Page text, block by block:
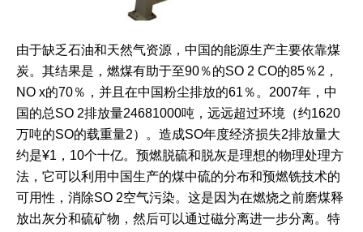
由于缺乏石油和天然气资源，中国的能源生产主要依靠煤
炭。其结果是，燃煤有助于至90％的SO 2 CO的85％2，
NO x的70％，并且在中国粉尘排放的61％。2007年，中
国的总SO 2排放量24681000吨，远远超过环境（约1620
万吨的SO的载重量2）。造成SO年度经济损失2排放量大
约是¥1，10个十亿。预燃脱硫和脱灰是理想的物理处理方
法，它可以利用中国生产的煤中硫的分布和预燃铣技术的
可用性，消除SO 2空气污染。这是因为在燃烧之前磨煤释
放出灰分和硫矿物，然后可以通过磁分离进一步分离。特